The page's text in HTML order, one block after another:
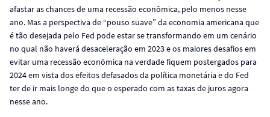
afastar as chances de uma recessão econômica, pelo menos nesse
ano. Mas a perspectiva de “pouso suave” da economia americana que
é tão desejada pelo Fed pode estar se transformando em um cenário
no qual não haverá desaceleração em 2023 e os maiores desafios em
evitar uma recessão econômica na verdade fiquem postergados para
2024 em vista dos efeitos defasados da política monetária e do Fed
ter de ir mais longe do que o esperado com as taxas de juros agora
nesse ano.